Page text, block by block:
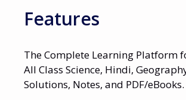
Features
The Complete Learning Platform
All Class Science, Hindi,
Solutions, Notes, and PDF/eBooks.